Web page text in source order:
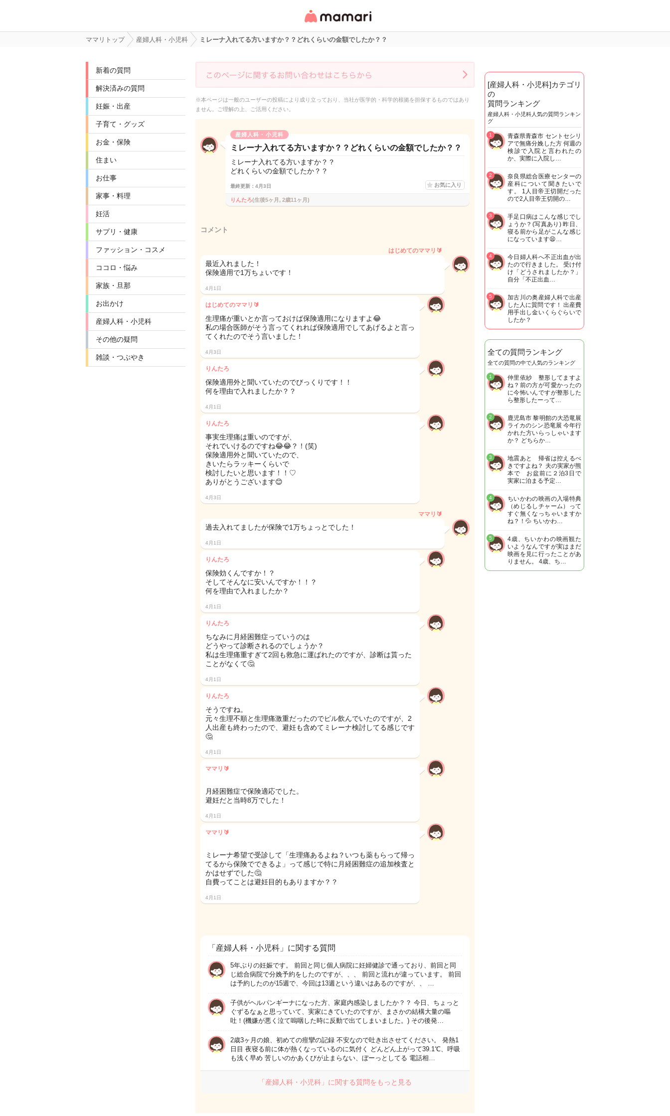
リ・情報サイト
ママリトップ 産婦人科・小児科 ミレーナ入れてる方いますか？？どれくらいの金額でしたか？？
新着の質問
解決済みの質問
妊娠・出産
子育て・グッズ
お金・保険
住まい
お仕事
家事・料理
妊活
サプリ・健康
ファッション・コスメ
ココロ・悩み
家族・旦那
お出かけ
産婦人科・小児科
その他の疑問
雑談・つぶやき
※本ページは一般のユーザーの投稿により成り立っており、当社が医学的・科学的根拠を担保するものではあり
ません。ご理解の上、ご活用ください。
産婦人科・小児科
ミレーナ入れてる方いますか？？どれくらいの金額でしたか？？
ミレーナ入れてる方いますか？？
どれくらいの金額でしたか？？
最終更新：4月3日 お気に入り
りんたろ(生後5ヶ月, 2歳11ヶ月)
コメント
はじめてのママリ🔰
最近入れました！
保険適用で1万ちょいです！
4月1日
はじめてのママリ🔰
生理痛が重いとか言っておけば保険適用になりますよ😂
私の場合医師がそう言ってくれれば保険適用でしてあげるよと言っ
てくれたのでそう言いました！
4月3日
りんたろ
保険適用外と聞いていたのでびっくりです！！
何を理由で入れましたか？？
4月1日
りんたろ
事実生理痛は重いのですが、
それでいけるのですね😂😂？！(笑)
保険適用外と聞いていたので、
きいたらラッキーくらいで
検討したいと思います！！♡
ありがとうございます😊
4月3日
ママリ🔰
過去入れてましたが保険で1万ちょっとでした！
4月1日
りんたろ
保険効くんですか！？
そしてそんなに安いんですか！！？
何を理由で入れましたか？
4月1日
りんたろ
ちなみに月経困難症っていうのは
どうやって診断されるのでしょうか？
私は生理痛重すぎて2回も救急に運ばれたのですが、診断は貰った
ことがなくて🤔
4月1日
りんたろ
そうですね。
元々生理不順と生理痛激重だったのでピル飲んでいたのですが、2
人出産も終わったので、避妊も含めてミレーナ検討してる感じです
🤔
4月1日
ママリ🔰
月経困難症で保険適応でした。
避妊だと当時8万でした！
4月1日
ママリ🔰
ミレーナ希望で受診して「生理痛あるよね？いつも薬もらって帰っ
てるから保険でできるよ」って感じで特に月経困難症の追加検査と
かはせずでした🤔
自費ってことは避妊目的もありますか？？
4月1日
「産婦人科・小児科」に関する質問
5年ぶりの妊娠です。 前回と同じ個人病院に妊婦健診で通っており、前回と同
じ総合病院で分娩予約をしたのですが、、、 前回と流れが違っています。 前回
は予約したのが15週で、今回は13週という違いはあるのですが、、 …
子供がヘルパンギーナになった方、家庭内感染しましたか？？ 今日、ちょっと
ぐずるなぁと思っていて、実家にきていたのですが、まさかの結構大量の嘔
吐！(機嫌が悪く泣て嗚咽した時に反動で出てしまいました。) その後発…
2歳3ヶ月の娘、初めての痙攣の記録 不安なので吐き出させてください。 発熱1
日目 夜寝る前に体が熱くなっているのに気付く どんどん上がって39.1℃、呼吸
も浅く早め 苦しいのかあくびが止まらない、ぼーっとしてる 電話相…
「産婦人科・小児科」に関する質問をもっと見る
[産婦人科・小児科]カテゴリ
の
質問ランキング
産婦人科・小児科人気の質問ランキン
グ
青森県青森市 セントセシリ
アで無痛分娩した方 何週の
検診で入院と言われたの
か、実際に入院し…
1
奈良県総合医療センターの
産科について聞きたいで
す。 1人目帝王切開だった
ので2人目帝王切開の…
2
手足口病はこんな感じでし
ょうか？(写真あり) 昨日、
寝る前から足がこんな感じ
になっています😫…
3
今日婦人科へ不正出血が出
たので行きました。 受け付
け「どうされましたか？」
自分「不正出血…
4
加古川の奥産婦人科で出産
した人に質問です！ 出産費
用手出し金いくらぐらいで
したか？
5
全ての質問ランキング
全ての質問の中で人気のランキング
仲里依紗 整形してますよ
ね？前の方が可愛かったの
に今怖いんですが整形した
ら整形したーって…
1
鹿児島市 黎明館の大恐竜展
ライカのシン恐竜展 今年行
かれた方いらっしゃいます
か？ どちらか…
2
地震あと 帰省は控えるべ
きですよね？ 夫の実家が熊
本で お盆前に２泊3日で
実家に泊まる予定…
3
ちいかわの映画の入場特典
（めじるしチャーム）って
すぐ無くなっちゃいますか
ね？！💦 ちいかわ…
4
4歳、ちいかわの映画観た
いようなんですが実はまだ
映画を見に行ったことがあ
りません。 4歳、ち…
5